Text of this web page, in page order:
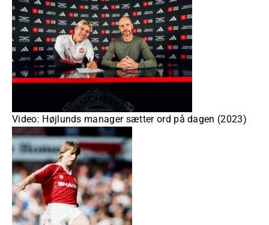
Video: Højlunds manager sætter ord på dagen (2023)